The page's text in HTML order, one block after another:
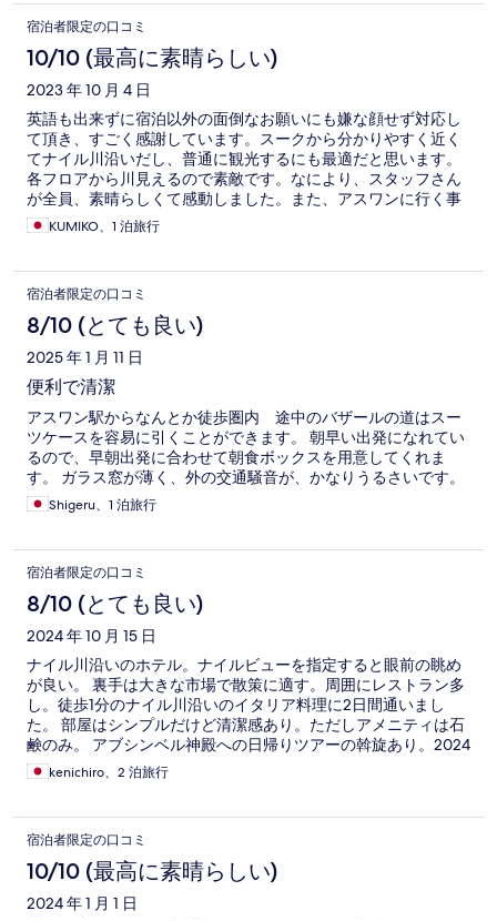
宿泊者限定の口コミ
10/10 (最高に素晴らしい)
2023 年 10 月 4 日
英語も出来ずに宿泊以外の面倒なお願いにも嫌な顔せず対応し
て頂き、すごく感謝しています。スークから分かりやすく近く
てナイル川沿いだし、普通に観光するにも最適だと思います。
各フロアから川見えるので素敵です。なにより、スタッフさん
が全員、素晴らしくて感動しました。また、アスワンに行く事
があったらぜひ、利用したいホテルです。
KUMIKO、1 泊旅行
宿泊者限定の口コミ
8/10 (とても良い)
2025 年 1 月 11 日
便利で清潔
アスワン駅からなんとか徒歩圏内 途中のバザールの道はスー
ツケースを容易に引くことができます。 朝早い出発になれてい
るので、早朝出発に合わせて朝食ボックスを用意してくれま
す。 ガラス窓が薄く、外の交通騒音が、かなりうるさいです。
Shigeru、1 泊旅行
宿泊者限定の口コミ
8/10 (とても良い)
2024 年 10 月 15 日
ナイル川沿いのホテル。ナイルビューを指定すると眼前の眺め
が良い。 裏手は大きな市場で散策に適す。周囲にレストラン多
し。徒歩1分のナイル川沿いのイタリア料理に2日間通いまし
た。 部屋はシンプルだけど清潔感あり。ただしアメニティは石
鹸のみ。 アブシンベル神殿への日帰りツアーの斡旋あり。2024
年10月でひとり30ドル、お弁当付き。午前4時集合、7時半現地
着、9時半に引き返すスケジュール。
kenichiro、2 泊旅行
宿泊者限定の口コミ
10/10 (最高に素晴らしい)
2024 年 1 月 1 日